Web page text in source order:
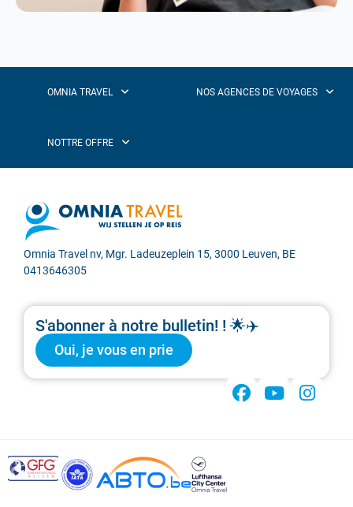
Omnia Travel nv, Mgr. Ladeuzeplein 15, 3000 Leuven, BE
0413646305
S'abonner à notre bulletin! ! 🌟✈️
Oui, je vous en prie